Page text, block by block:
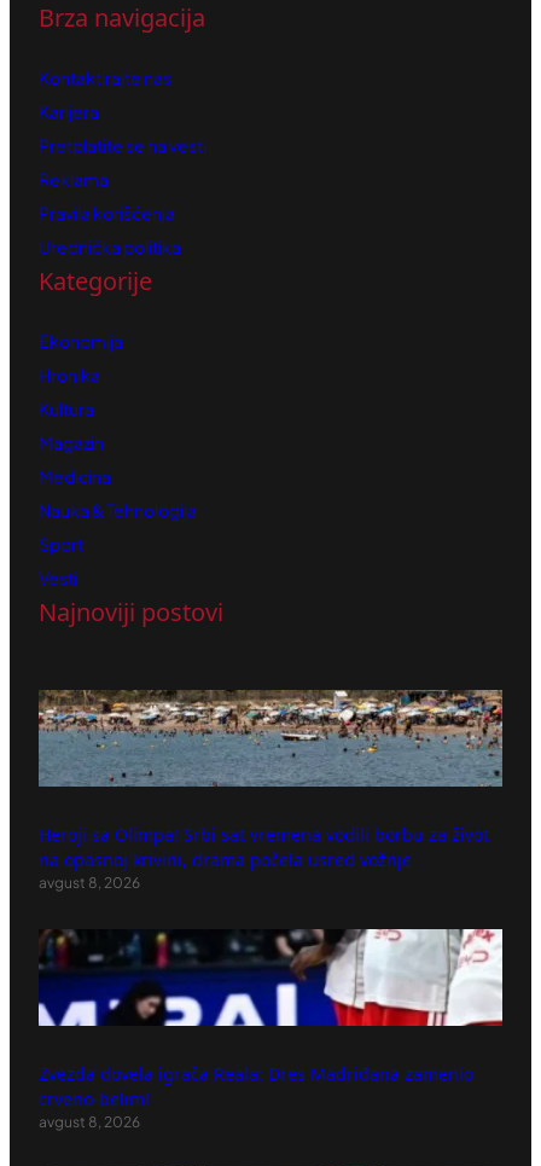
Brza navigacija
Kontaktirajte nas
Karijera
Pretplatite se na vesti
Reklama
Pravila korišćenja
Urednička politika
Kategorije
Ekonomija
Hronika
Kultura
Magazin
Medicina
Nauka & Tehnologija
Sport
Vesti
Najnoviji postovi
Heroji sa Olimpa! Srbi sat vremena vodili borbu za život
na opasnoj krivini, drama počela usred vožnje
avgust 8, 2026
Zvezda dovela igrača Reala: Dres Madriđana zamenio
crveno-belim!
avgust 8, 2026